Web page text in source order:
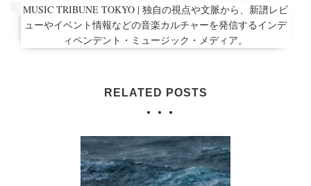
MUSIC TRIBUNE TOKYO | 独自の視点や文脈から、新譜レビ
ューやイベント情報などの音楽カルチャーを発信するインデ
ィペンデント・ミュージック・メディア。
RELATED POSTS